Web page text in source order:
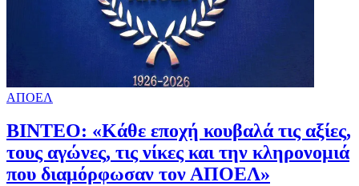
ΑΠΟΕΛ
ΒΙΝΤΕΟ: «Κάθε εποχή κουβαλά τις αξίες,
τους αγώνες, τις νίκες και την κληρονομιά
που διαμόρφωσαν τον ΑΠΟΕΛ»